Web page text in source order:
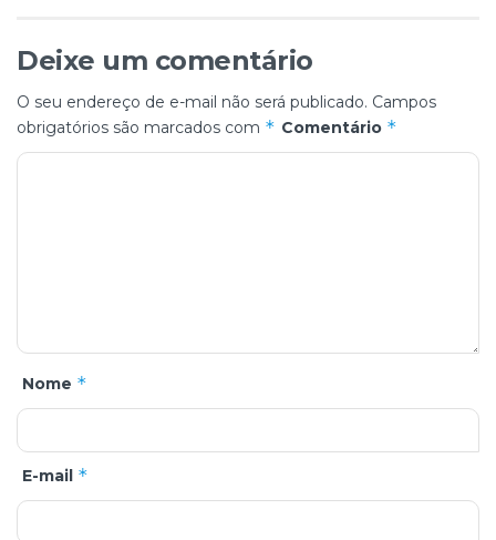
Deixe um comentário
O seu endereço de e-mail não será publicado. Campos
obrigatórios são marcados com * Comentário *
Nome *
E-mail *